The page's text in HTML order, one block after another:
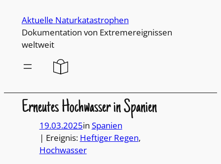
Inhalt
wechseln
Aktuelle Naturkatastrophen
Dokumentation von Extremereignissen
weltweit
Erneutes Hochwasser in Spanien
19.03.2025in Spanien
| Ereignis: Heftiger Regen
Hochwasser